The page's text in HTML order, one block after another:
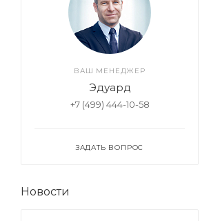
ВАШ МЕНЕДЖЕР
Эдуард
+7 (499) 444-10-58
ЗАДАТЬ ВОПРОС
Новости